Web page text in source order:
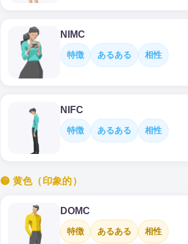
NIMC
特徴 あるある 相性
NIFC
特徴 あるある 相性
🟡 黄色（印象的）
DOMC
特徴 あるある 相性